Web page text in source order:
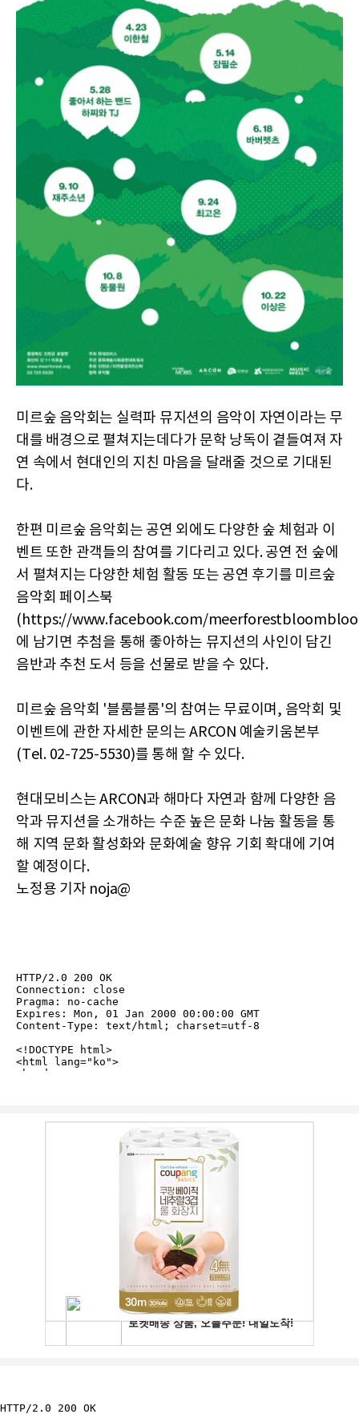
미르숲 음악회는 실력파 뮤지션의 음악이 자연이라는 무
대를 배경으로 펼쳐지는데다가 문학 낭독이 곁들여져 자
연 속에서 현대인의 지친 마음을 달래줄 것으로 기대된
다.
한편 미르숲 음악회는 공연 외에도 다양한 숲 체험과 이
벤트 또한 관객들의 참여를 기다리고 있다. 공연 전 숲에
서 펼쳐지는 다양한 체험 활동 또는 공연 후기를 미르숲
음악회 페이스북
(https://www.facebook.com/
에 남기면 추첨을 통해 좋아하는 뮤지션의 사인이 담긴
음반과 추천 도서 등을 선물로 받을 수 있다.
미르숲 음악회 '블룸블룸'의 참여는 무료이며, 음악회 및
이벤트에 관한 자세한 문의는 ARCON 예술키움본부
(Tel. 02-725-5530)를 통해 할 수 있다.
현대모비스는 ARCON과 해마다 자연과 함께 다양한 음
악과 뮤지션을 소개하는 수준 높은 문화 나눔 활동을 통
해 지역 문화 활성화와 문화예술 향유 기회 확대에 기여
할 예정이다.
노정용 기자 noja@